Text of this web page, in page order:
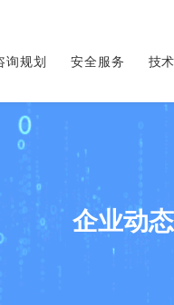
询规划 安全服务 技
企业动态